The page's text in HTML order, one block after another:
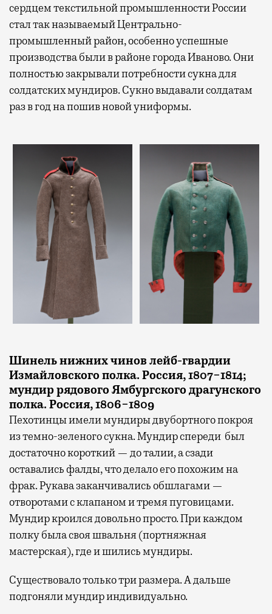
сердцем текстильной промышленности России
стал так называемый Центрально-
промышленный район, особенно успешные
производства были в районе города Иваново. Они
полностью закрывали потребности сукна для
солдатских мундиров. Сукно выдавали солдатам
раз в год на пошив новой униформы.
Шинель нижних чинов лейб-гвардии
Измайловского полка. Россия, 1807−1814;
мундир рядового Ямбургского драгунского
полка. Россия, 1806−1809
Пехотинцы имели мундиры двубортного покроя
из темно-зеленого сукна. Мундир спереди был
достаточно короткий — до талии, а сзади
оставались фалды, что делало его похожим на
фрак. Рукава заканчивались обшлагами —
отворотами с клапаном и тремя пуговицами.
Мундир кроился довольно просто. При каждом
полку была своя швальня (портняжная
мастерская), где и шились мундиры.
Существовало только три размера. А дальше
подгоняли мундир индивидуально.